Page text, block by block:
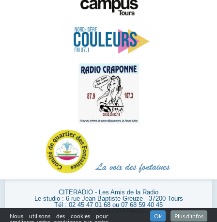
CITERADIO - Les Amis de la Radio
Le studio : 6 rue Jean-Baptiste Greuze - 37200 Tours
Tél : 02 45 47 01 68 ou 07 68 59 40 45
Nous utilisons des cookies pour
Ok Plus d'infos